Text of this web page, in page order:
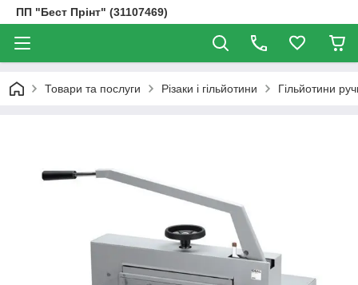
ПП "Бест Прінт" (31107469)
Товари та послуги Різаки і гільйотини Гільйотини